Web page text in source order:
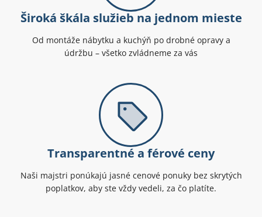
Široká škála služieb na jednom mieste
Od montáže nábytku a kuchýň po drobné opravy a
údržbu – všetko zvládneme za vás
Transparentné a férové ceny
Naši majstri ponúkajú jasné cenové ponuky bez skrytých
poplatkov, aby ste vždy vedeli, za čo platíte.